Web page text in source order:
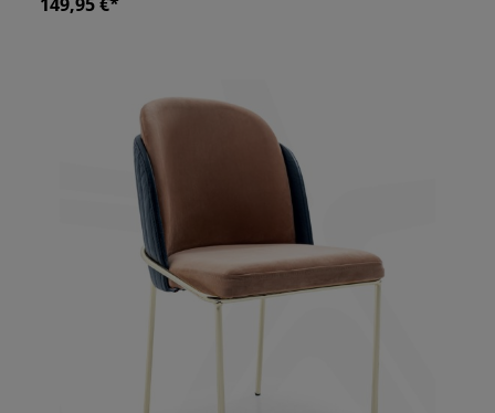
Armlehnen auf dem Metallgestell. Wobei das
es noch eine Menge verfügbare Bezüge. So passt
sich der Stuhl perfekt ihrem Lokal an.